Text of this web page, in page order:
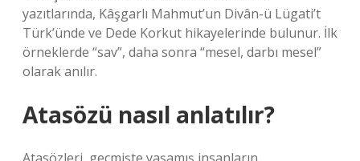
yazıtlarında, Kâşgarlı Mahmut’un Divân-ü Lügati’t
Türk’ünde ve Dede Korkut hikayelerinde bulunur. İlk
örneklerde “sav”, daha sonra “mesel, darbı mesel”
olarak anılır.
Atasözü nasıl anlatılır?